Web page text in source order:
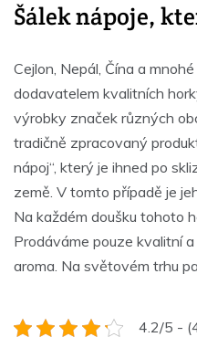
Šálek nápoje,
Cejlon, Nepál, Čína a
dodavatelem kvalitních
výrobky značek různých
tradičně zpracovaný
nápoj“, který je ihned po
země. V tomto případě je
Na každém doušku tohoto
Prodáváme pouze kvalitní
aroma. Na světovém trhu
4.2/5 -